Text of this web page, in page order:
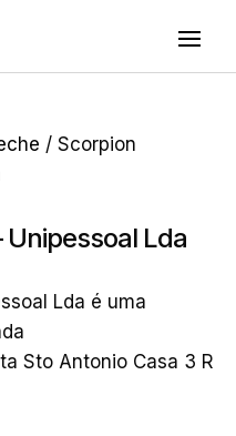
/ Scorpion
Lda
Lda é uma
Sto Antonio Casa 3 R